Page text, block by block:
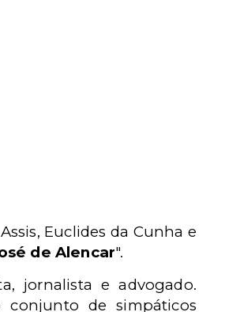
Euclides da Cunha e
de Alencar".
jornalista e advogado.
de simpáticos